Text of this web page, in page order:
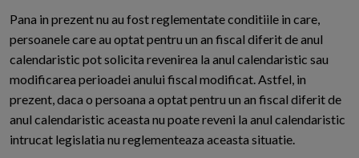
Pana in prezent nu au fost reglementate conditiile in care,
persoanele care au optat pentru un an fiscal diferit de anul
calendaristic pot solicita revenirea la anul calendaristic sau
modificarea perioadei anului fiscal modificat. Astfel, in
prezent, daca o persoana a optat pentru un an fiscal diferit de
anul calendaristic aceasta nu poate reveni la anul calendaristic
intrucat legislatia nu reglementeaza aceasta situatie.